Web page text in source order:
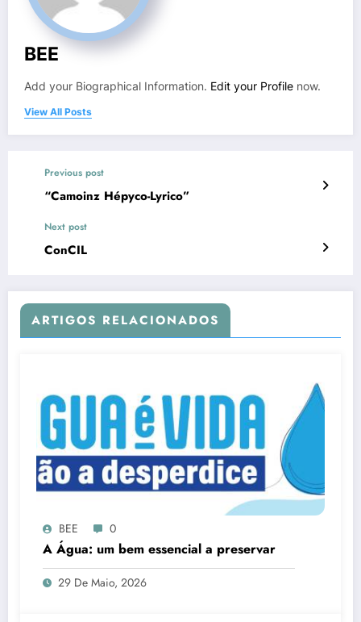
BEE
Add your Biographical Information. Edit your Profile now.
View All Posts
Previous post
“Camoinz Hépyco-Lyrico”
Next post
ConCIL
ARTIGOS RELACIONADOS
BEE 0
A Água: um bem essencial a preservar
29 De Maio, 2026